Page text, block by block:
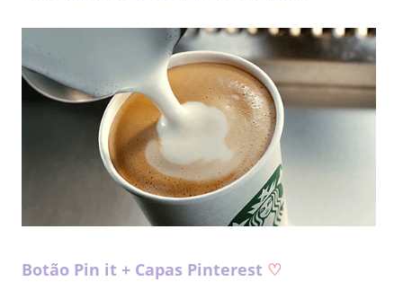
Botão Pin it + Capas Pinterest ♡